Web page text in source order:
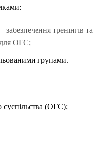
тренінгів та
для ОГС;
групами.
суспільства (ОГС);